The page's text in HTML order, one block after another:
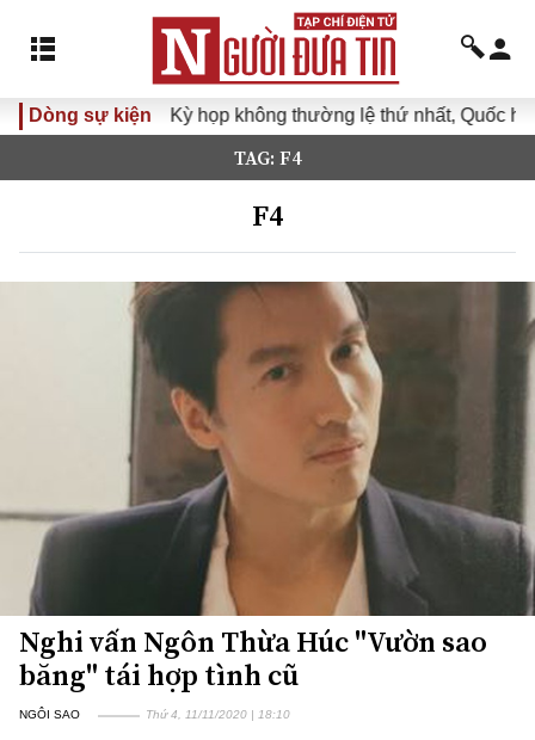
Dòng sự kiệnKỳ họp không thường lệ thứ nhất, Quốc hội
TAG: F4
F4
Nghi vấn Ngôn Thừa Húc "Vườn sao
băng" tái hợp tình cũ
NGÔI SAO Thứ 4, 11/11/2020 | 18:10